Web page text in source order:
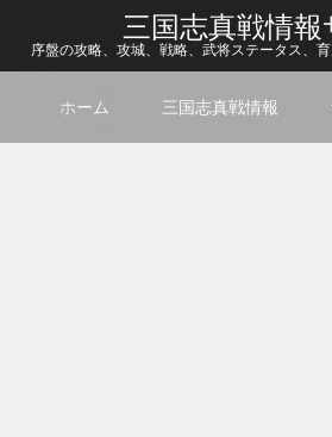
三国志真戦情報
序盤の攻略、攻城、戦略、武将ステータス、
ホーム 三国志真戦情報